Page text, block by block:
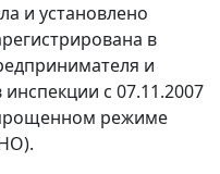
и установлено
в
и
с 07.11.2007
режиме